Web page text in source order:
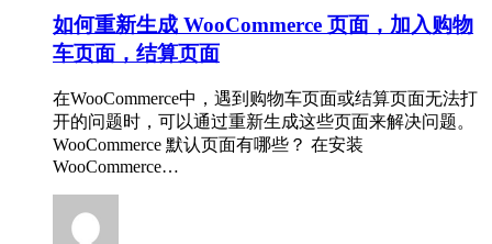
如何重新生成 WooCommerce 页面，加入购物
车页面，结算页面
在WooCommerce中，遇到购物车页面或结算页面无法打
开的问题时，可以通过重新生成这些页面来解决问题。
WooCommerce 默认页面有哪些？ 在安装
WooCommerce…